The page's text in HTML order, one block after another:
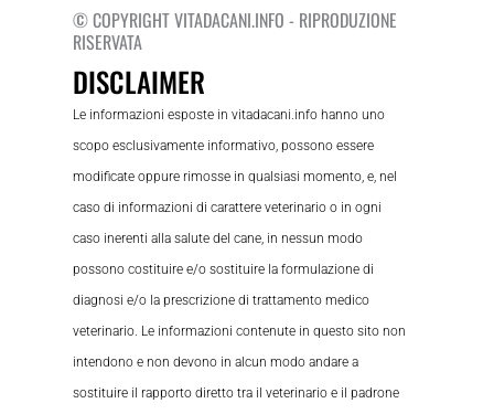
© COPYRIGHT VITADACANI.INFO - RIPRODUZIONE
RISERVATA
DISCLAIMER
Le informazioni esposte in vitadacani.info hanno uno
scopo esclusivamente informativo, possono essere
modificate oppure rimosse in qualsiasi momento, e, nel
caso di informazioni di carattere veterinario o in ogni
caso inerenti alla salute del cane, in nessun modo
possono costituire e/o sostituire la formulazione di
diagnosi e/o la prescrizione di trattamento medico
veterinario. Le informazioni contenute in questo sito non
intendono e non devono in alcun modo andare a
sostituire il rapporto diretto tra il veterinario e il padrone